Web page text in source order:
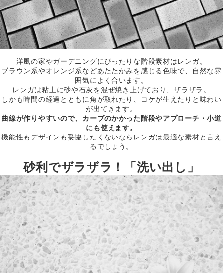
洋風の家やガーデニングにぴったりな階段素材はレンガ。
ブラウン系やオレンジ系などあたたかみを感じる色味で、自然な雰
囲気によく合います。
レンガは粘土に砂や石灰を混ぜ焼き上げており、ザラザラ。
しかも時間の経過とともに角が取れたり、コケが生えたりと味わい
が出てきます。
曲線が作りやすいので、カーブのかかった階段やアプローチ・小道
にも使えます。
機能性もデザインも妥協したくないならレンガは最適な素材と言え
るでしょう。
砂利でザラザラ！「洗い出し」